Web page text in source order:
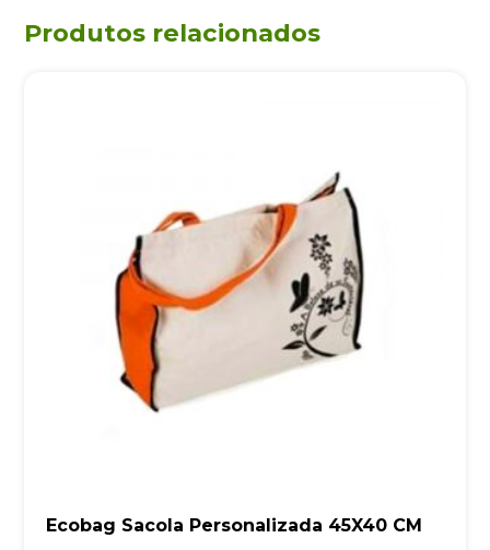
Produtos relacionados
Ecobag Sacola Personalizada 45X40 CM